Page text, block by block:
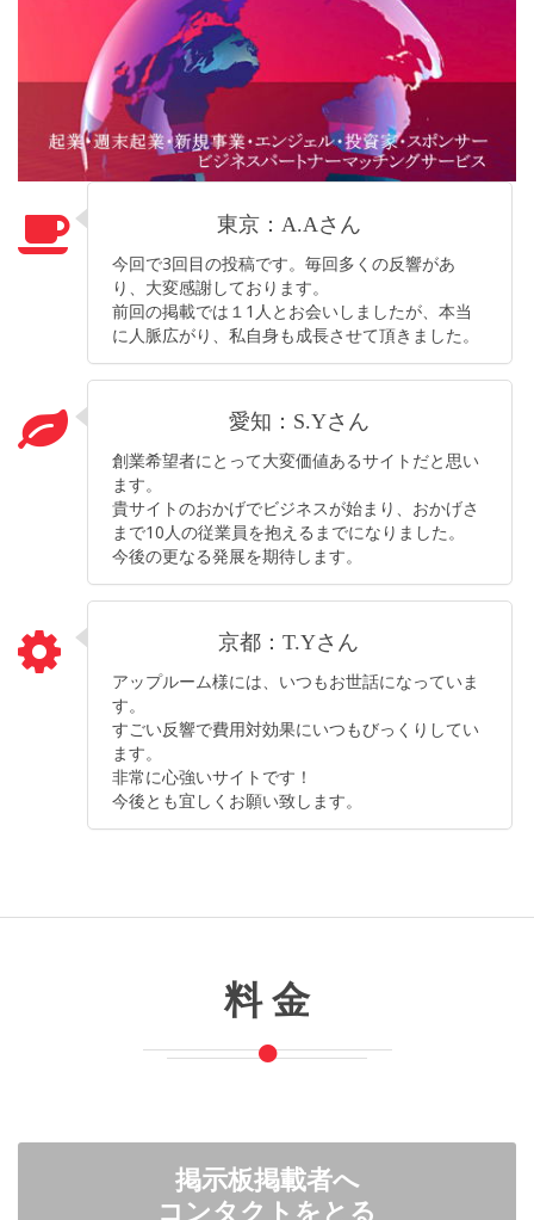
東京：A.Aさん
今回で3回目の投稿です。毎回多くの反響があ
り、大変感謝しております。
前回の掲載では１1人とお会いしましたが、本当
に人脈広がり、私自身も成長させて頂きました。
愛知：S.Yさん
創業希望者にとって大変価値あるサイトだと思い
ます。
貴サイトのおかげでビジネスが始まり、おかげさ
まで10人の従業員を抱えるまでになりました。
今後の更なる発展を期待します。
京都：T.Yさん
アップルーム様には、いつもお世話になっていま
す。
すごい反響で費用対効果にいつもびっくりしてい
ます。
非常に心強いサイトです！
今後とも宜しくお願い致します。
料 金
掲示板掲載者へ
コンタクトをとる